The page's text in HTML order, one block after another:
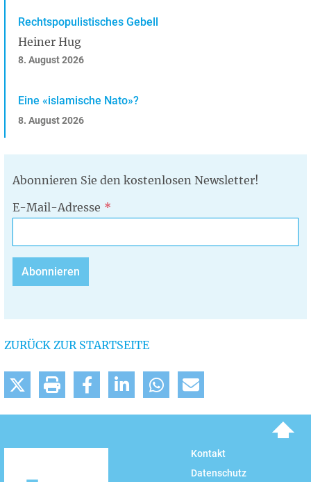
Rechtspopulistisches Gebell
Heiner Hug
8. August 2026
Eine «islamische Nato»?
8. August 2026
Abonnieren Sie den kostenlosen Newsletter!
E-Mail-Adresse
ZURÜCK ZUR STARTSEITE
Kontakt
Datenschutz